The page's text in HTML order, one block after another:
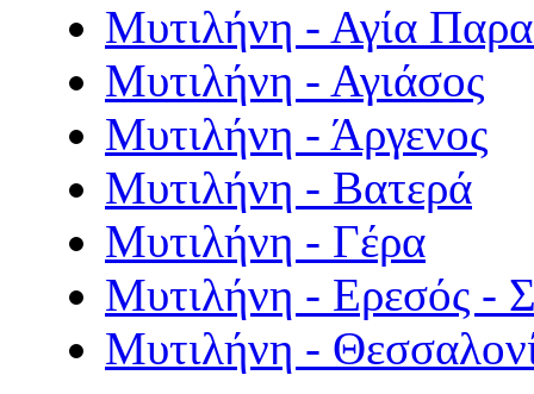
Μυτιλήνη - Αγία
Μυτιλήνη - Αγιάσος
Μυτιλήνη - Άργενος
Μυτιλήνη - Βατερά
Μυτιλήνη - Γέρα
Μυτιλήνη - Ερεσός -
Μυτιλήνη -